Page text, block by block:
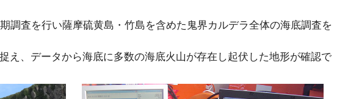
調査を行い薩摩硫黄島・竹島を含めた鬼界カルデラ全体の海底調査を
え、データから海底に多数の海底火山が存在し起伏した地形が確認で